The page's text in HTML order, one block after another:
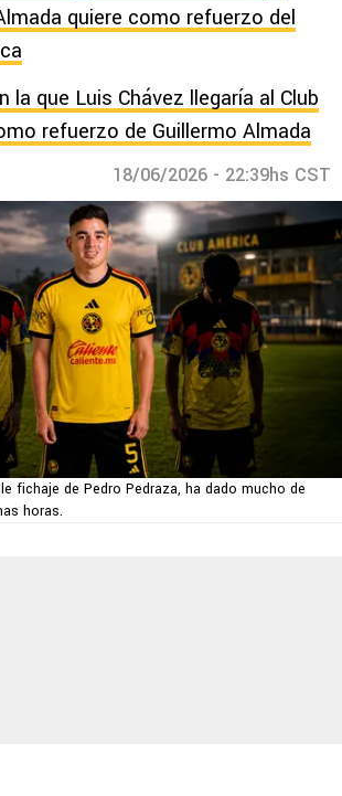
quiere como refuerzo del
la que Luis Chávez llegaría al Club
refuerzo de Guillermo Almada
18/06/2026 - 22:39hs CST
fichaje de Pedro Pedraza, ha dado mucho de
horas.